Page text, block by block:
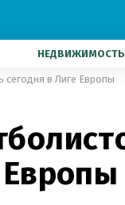
НЕДВИЖИМОСТЬ
сегодня в Лиге Европы
Европы